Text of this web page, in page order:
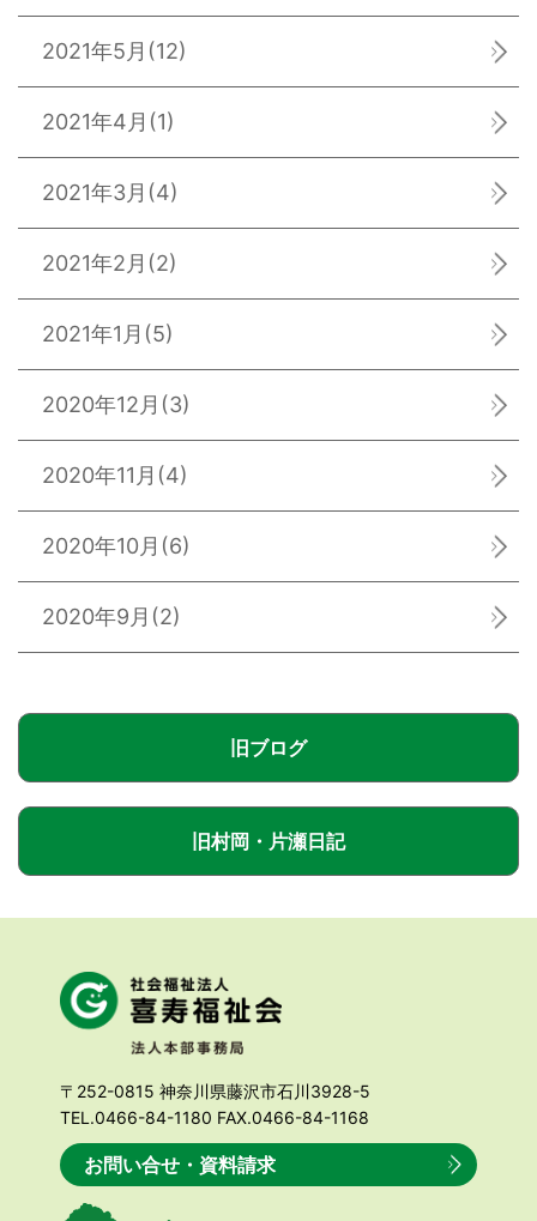
2021年5月 (12)
2021年4月 (1)
2021年3月 (4)
2021年2月 (2)
2021年1月 (5)
2020年12月 (3)
2020年11月 (4)
2020年10月 (6)
2020年9月 (2)
旧ブログ
旧村岡・片瀬日記
〒252-0815 神奈川県藤沢市石川3928-5
TEL.0466-84-1180 FAX.0466-84-1168
お問い合せ・資料請求